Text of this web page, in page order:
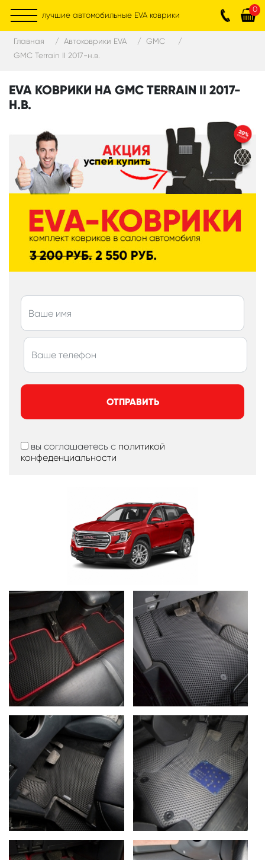
лучшие автомобильные EVA коврики
0
Главная Автоковрики EVA
GMC
GMC Terrain II 2017-н.в.
EVA КОВРИКИ НА GMC TERRAIN II 2017-
Н.В.
ОТПРАВИТЬ
вы соглашаетесь с политикой
конфеденциальности